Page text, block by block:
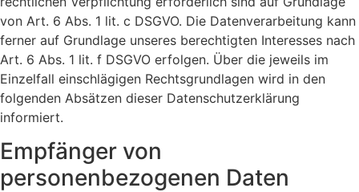
von Art. 6 Abs. 1 lit. c DSGVO. Die Datenverarbeitung kann
ferner auf Grundlage unseres berechtigten Interesses nach
Art. 6 Abs. 1 lit. f DSGVO erfolgen. Über die jeweils im
Einzelfall einschlägigen Rechtsgrundlagen wird in den
folgenden Absätzen dieser Datenschutzerklärung
informiert.
Empfänger von
personenbezogenen Daten